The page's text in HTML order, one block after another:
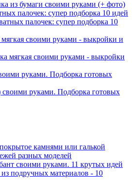
палочек: супер подборка 10 идей
своими руками - выкройки и
руками. Подборка готовых
камнями или галькой
разных моделей
своими руками. 11 крутых идей
подручных материалов - 10